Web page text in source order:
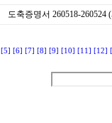
도축증명서 260518-260524
[5] [6] [7] [8] [9] [10] [11] [12]